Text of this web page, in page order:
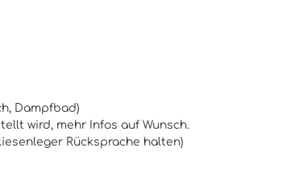
Dampfbad)
wird, mehr Infos auf Wunsch.
Rücksprache halten)